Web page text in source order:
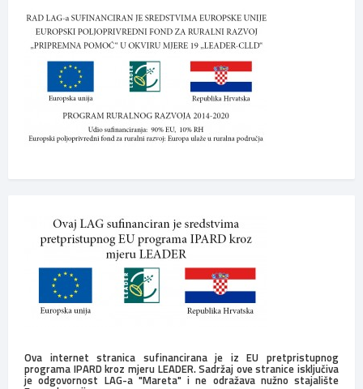
Ova internet stranica sufinancirana je iz EU pretpristupnog
programa IPARD kroz mjeru LEADER. Sadržaj ove stranice isključiva
je odgovornost LAG-a "Mareta" i ne odražava nužno stajalište